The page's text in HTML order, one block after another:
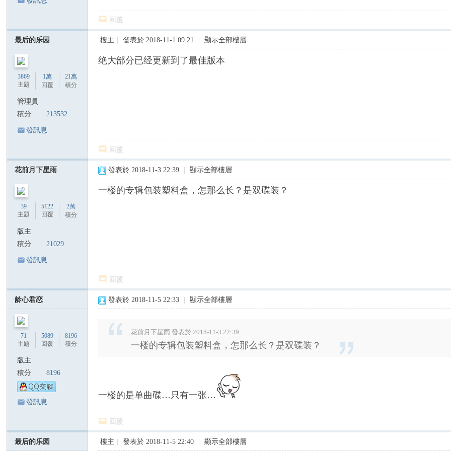
回覆
最后的乐园
3869
主題
1萬
回覆
21萬
積分
管理員
積分
213532
發訊息
樓主 發表於 2018-11-1 09:21 顯示全部樓層
绝大部分已经更新到了最佳版本
回覆
花前月下星雨
39
主題
5122
回覆
2萬
積分
版主
積分
21029
發訊息
發表於 2018-11-3 22:39 顯示全部樓層
一楼的专辑包装塑料盒，怎那么长？是双碟装？
回覆
龄心君恋
71
主題
5089
回覆
8196
積分
版主
積分
8196
發訊息
發表於 2018-11-5 22:33 顯示全部樓層
花前月下星雨 發表於 2018-11-3 22:39
一楼的专辑包装塑料盒，怎那么长？是双碟装？
一楼的是单曲碟…只有一张…
回覆
最后的乐园 樓主 發表於 2018-11-5 22:40 顯示全部樓層